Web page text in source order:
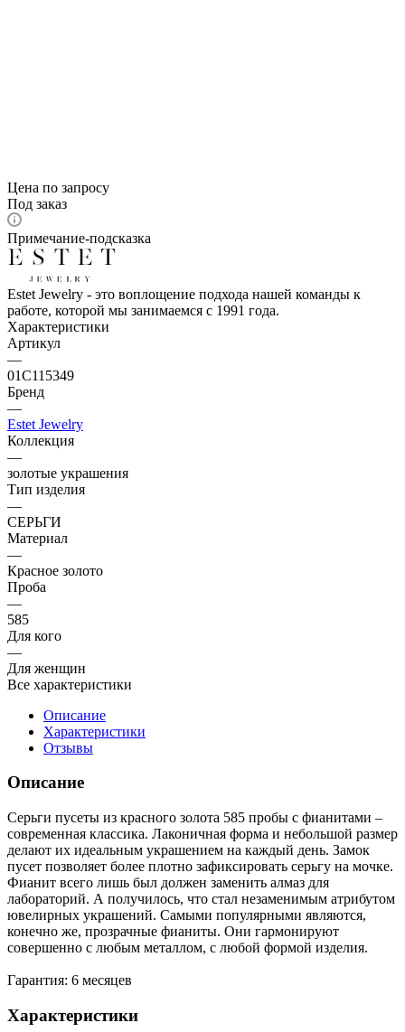
Цена по запросу
Под заказ
Примечание-подсказка
Estet Jewelry - это воплощение подхода нашей команды к
работе, которой мы занимаемся с 1991 года.
Характеристики
Артикул
—
01С115349
Бренд
—
Estet Jewelry
Коллекция
—
золотые украшения
Тип изделия
—
СЕРЬГИ
Материал
—
Красное золото
Проба
—
585
Для кого
—
Для женщин
Все характеристики
Описание
Характеристики
Отзывы
Описание
Серьги пусеты из красного золота 585 пробы с фианитами –
современная классика. Лаконичная форма и небольшой размер
делают их идеальным украшением на каждый день. Замок
пусет позволяет более плотно зафиксировать серьгу на мочке.
Фианит всего лишь был должен заменить алмаз для
лабораторий. А получилось, что стал незаменимым атрибутом
ювелирных украшений. Самыми популярными являются,
конечно же, прозрачные фианиты. Они гармонируют
совершенно с любым металлом, с любой формой изделия.
Гарантия: 6 месяцев
Характеристики